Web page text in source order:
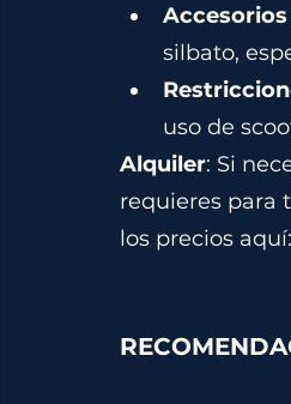
Accesorios
silbato,
uso de
Alquiler: Si
requieres para
los precios aquí: